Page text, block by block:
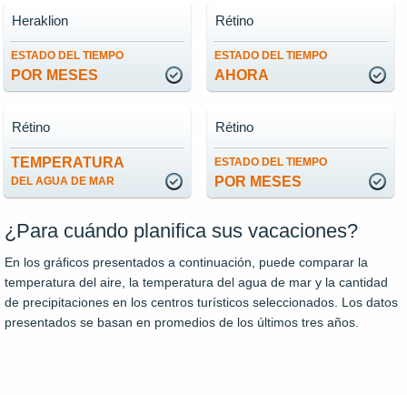
ESTADO DEL TIEMPO
POR MESES
Heraklion
ESTADO DEL TIEMPO
AHORA
Rétino
TEMPERATURA
DEL AGUA DE MAR
Rétino
ESTADO DEL TIEMPO
POR MESES
Rétino
¿Para cuándo planifica sus vacaciones?
En los gráficos presentados a continuación, puede comparar la
temperatura del aire, la temperatura del agua de mar y la cantidad
de precipitaciones en los centros turísticos seleccionados. Los datos
presentados se basan en promedios de los últimos tres años.